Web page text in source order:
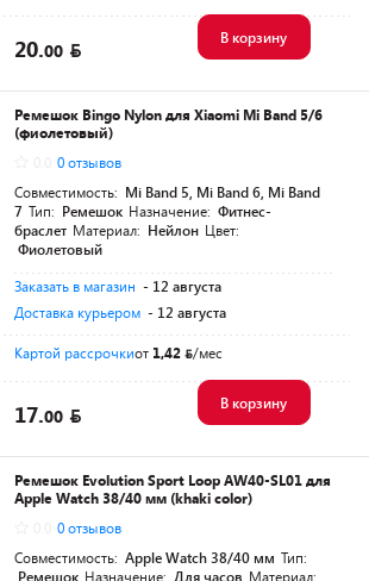
20.00
В корзину
Ремешок Bingo Nylon для Xiaomi Mi Band 5/6
(фиолетовый)
0 отзывов
Совместимость: Mi Band 5, Mi Band 6, Mi Band
7 Тип: Ремешок Назначение: Фитнес-
браслет Материал: Нейлон Цвет:
Фиолетовый
Заказать в магазин - 12 августа
Доставка курьером - 12 августа
Картой рассрочкиот 1,42 /мес
17.00
В корзину
Ремешок Evolution Sport Loop AW40-SL01 для
Apple Watch 38/40 мм (khaki color)
0 отзывов
Совместимость: Apple Watch 38/40 мм Тип:
Ремешок Назначение: Для часов Материал: